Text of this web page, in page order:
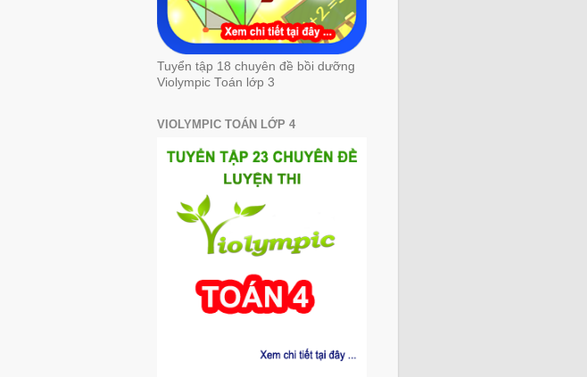
Tuyển tập 18 chuyên đề bồi dưỡng
Violympic Toán lớp 3
VIOLYMPIC TOÁN LỚP 4